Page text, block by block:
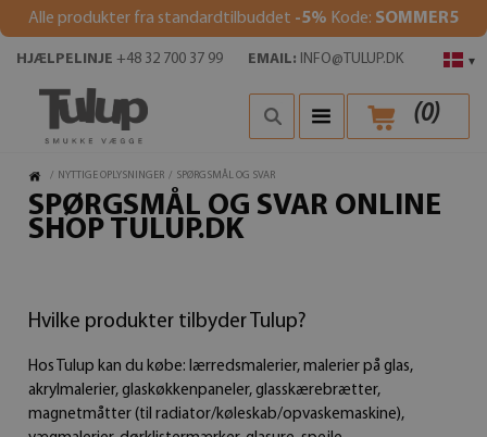
Alle produkter fra standardtilbuddet -5% Kode: SOMMER5
▾
HJÆLPELINJE +48 32 700 37 99 EMAIL: INFO@TULUP.DK
(0)
/ NYTTIGE OPLYSNINGER / SPØRGSMÅL OG SVAR
SPØRGSMÅL OG SVAR ONLINE
SHOP TULUP.DK
Hvilke produkter tilbyder Tulup?
Hos Tulup kan du købe: lærredsmalerier, malerier på glas,
akrylmalerier, glaskøkkenpaneler, glasskærebrætter,
magnetmåtter (til radiator/køleskab/opvaskemaskine),